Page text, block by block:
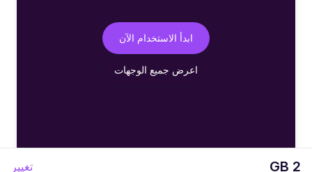
2 GB تغيير
ابدأ الاستخدام الآن
اعرض جميع الوجهات